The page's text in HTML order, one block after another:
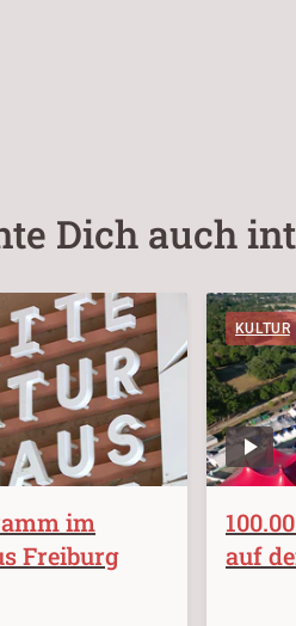
Dich auch
im
Freiburg
KULTUR
auf